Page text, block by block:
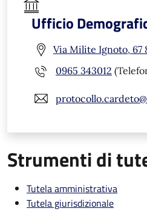
Ufficio
Via Milite Ignoto, 67
0965 343012
Strumenti di
Tutela amministrativa
Tutela giurisdizionale